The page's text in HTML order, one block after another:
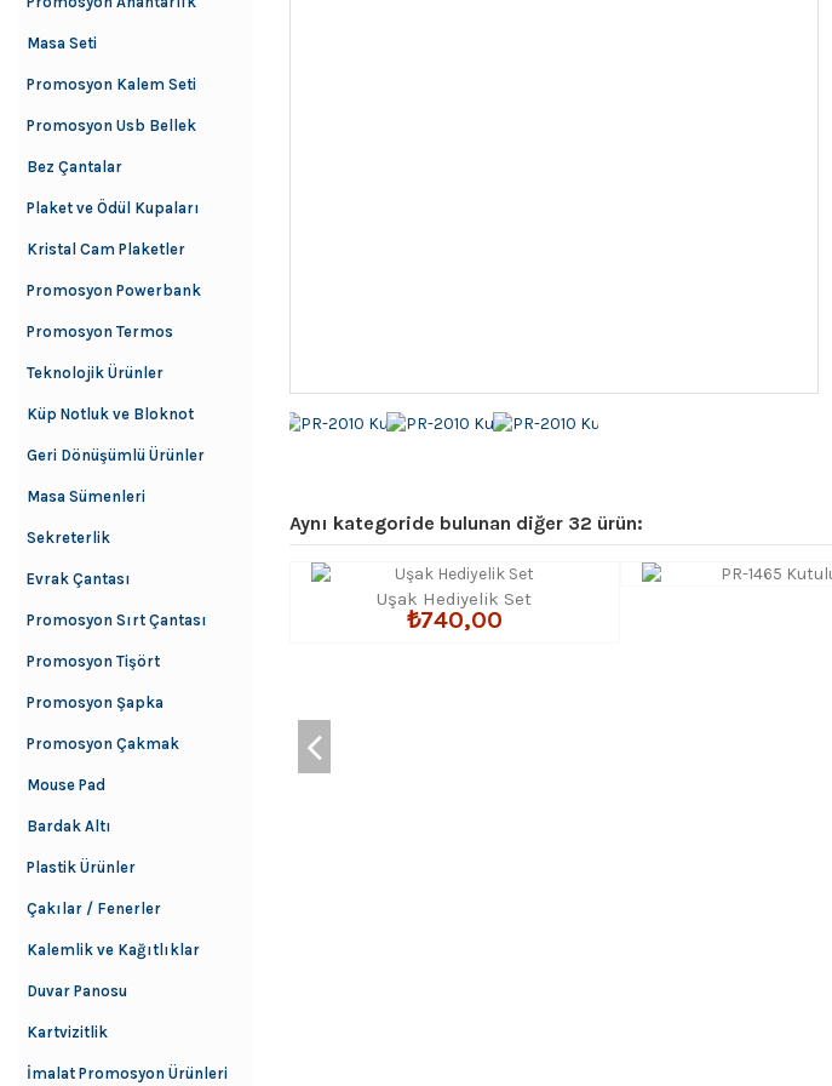
Aynı kategoride bulunan diğer 32 ürün:
Uşak Hediyelik Set
₺740,00
Masa Seti
Promosyon Kalem Seti
Promosyon Usb Bellek
Bez Çantalar
Plaket ve Ödül Kupaları
Kristal Cam Plaketler
Promosyon Powerbank
Promosyon Termos
Teknolojik Ürünler
Küp Notluk ve Bloknot
Geri Dönüşümlü Ürünler
Masa Sümenleri
Sekreterlik
Evrak Çantası
Promosyon Sırt Çantası
Promosyon Tişört
Promosyon Şapka
Promosyon Çakmak
Mouse Pad
Bardak Altı
Plastik Ürünler
Çakılar / Fenerler
Kalemlik ve Kağıtlıklar
Duvar Panosu
Kartvizitlik
İmalat Promosyon Ürünleri